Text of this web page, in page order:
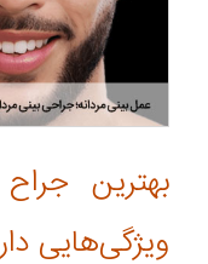
بهترین
ویژگی‌هایی